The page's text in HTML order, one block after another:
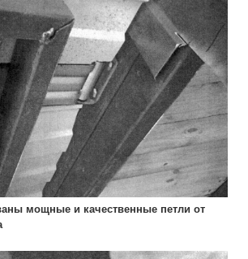
мощные и качественные петли от